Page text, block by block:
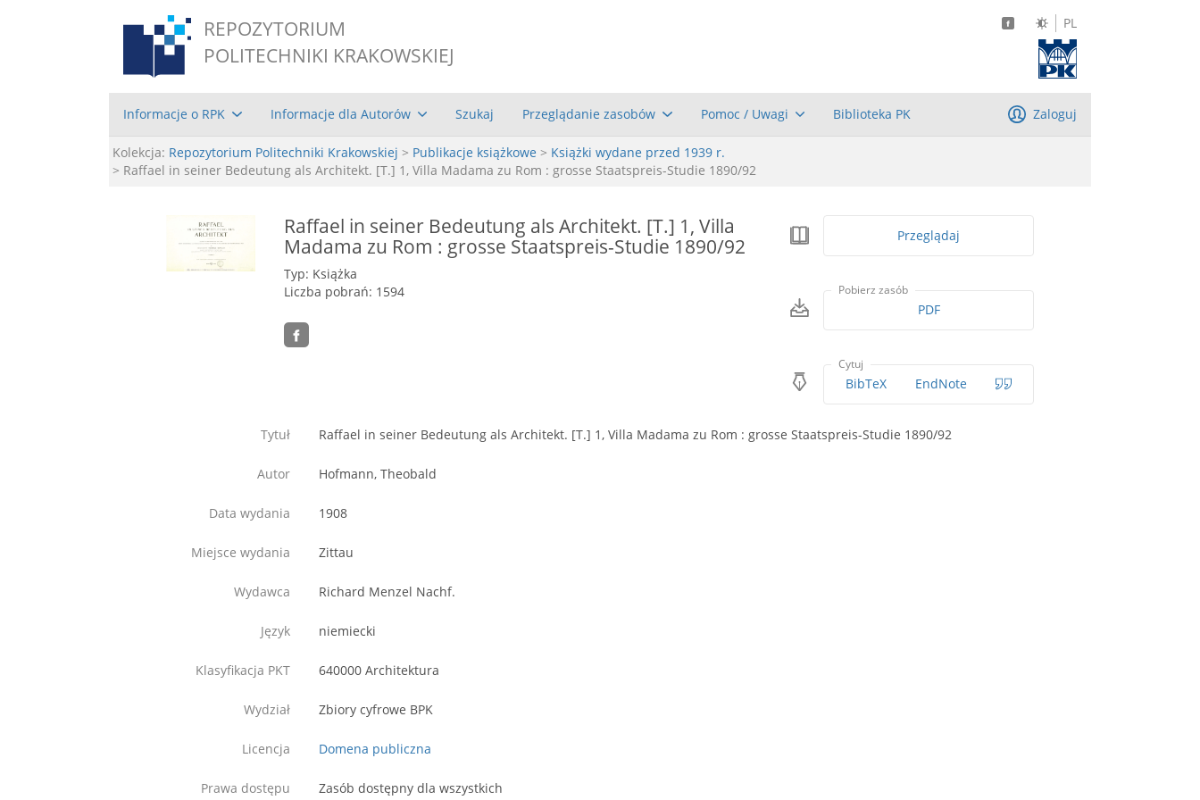
REPOZYTORIUM
POLITECHNIKI KRAKOWSKIEJ
PL
Informacje o RPK Informacje dla Autorów Szukaj Przeglądanie zasobów Pomoc / Uwagi Biblioteka PK Zaloguj
Kolekcja: Repozytorium Politechniki Krakowskiej > Publikacje książkowe > Książki wydane przed 1939 r.
> Raffael in seiner Bedeutung als Architekt. [T.] 1, Villa Madama zu Rom : grosse Staatspreis-Studie 1890/92
Raffael in seiner Bedeutung als Architekt. [T.] 1, Villa
Madama zu Rom : grosse Staatspreis-Studie 1890/92
Typ: Książka
Liczba pobrań: 1594
Przeglądaj
Pobierz zasób
PDF
Cytuj
BibTeX EndNote
Tytuł Raffael in seiner Bedeutung als Architekt. [T.] 1, Villa Madama zu Rom : grosse Staatspreis-Studie 1890/92
Autor Hofmann, Theobald
Data wydania 1908
Miejsce wydania Zittau
Wydawca Richard Menzel Nachf.
Język niemiecki
Klasyfikacja PKT 640000 Architektura
Wydział Zbiory cyfrowe BPK
Licencja Domena publiczna
Prawa dostępu Zasób dostępny dla wszystkich